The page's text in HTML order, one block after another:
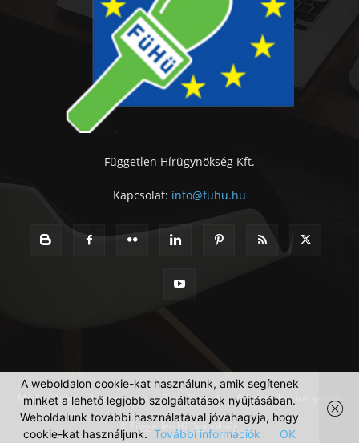
Független Hírügynökség Kft.
Kapcsolat: info@fuhu.hu
Médiaajánlat Impresszum Szerzői jogok Adatkezelési irányelvek
© Független Hírügynökség
A weboldalon cookie-kat használunk, amik segítenek
minket a lehető legjobb szolgáltatások nyújtásában.
Weboldalunk további használatával jóváhagyja, hogy
cookie-kat használjunk. További információk OK